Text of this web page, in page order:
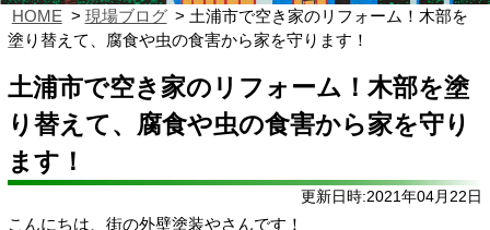
HOME 現場ブログ
土浦市で空き家のリフォーム！木部を
塗り替えて、腐食や虫の食害から家を守ります！
土浦市で空き家のリフォーム！木部を塗
り替えて、腐食や虫の食害から家を守り
ます！
更新日時:2021年04月22日
こんにちは、街の外壁塗装やさんです！